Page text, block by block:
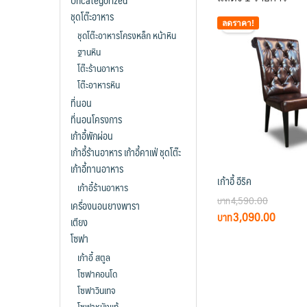
ลดราคา!
เก้าอี้ อีริค
4,590.00
Original
3,090.00Current
ชุดโต๊ะอาหาร
ชุดโต๊ะอาหารโครงหล็ก หน้าหิน
ฐานหิน
โต๊ะร้านอาหาร
โต๊ะอาหารหิน
ที่นอน
ที่นอนโครงการ
เก้าอี้พักผ่อน
เก้าอี้ร้านอาหาร เก้าอี้คาเฟ่ ชุดโต๊ะ
เก้าอี้ทานอาหาร
เก้าอี้ร้านอาหาร
เครื่องนอนยางพารา
เตียง
โซฟา
เก้าอี้ สตูล
โซฟาคอนโด
โซฟาวินเทจ